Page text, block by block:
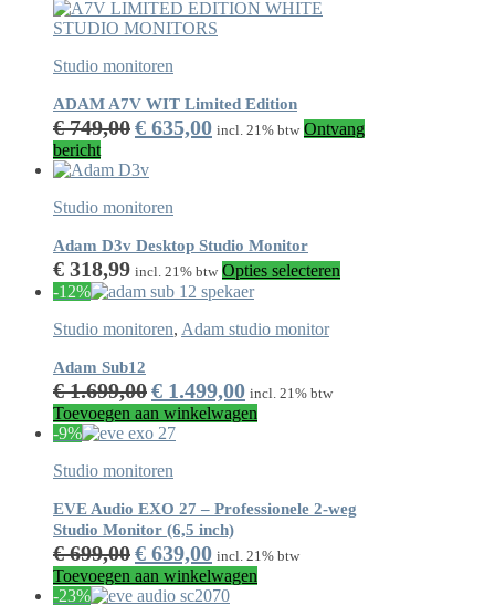
Studio monitoren
ADAM A7V WIT Limited Edition
€749,00 Oorspronkelijke
prijs
was:
€ 749,00.
€ 635,00Huidige
prijs
incl. 21% btw Ontvang
bericht
Studio monitoren
Adam D3v Desktop Studio Monitor
€ 318,99 incl. 21% btw Opties selecterenDit
product
productpagina
-12%
Studio monitoren, Adam studio monitor
Adam Sub12
€1.699,00 Oorspronkelijke
prijs
was:
€ 1.699,00.
€ 1.499,00Huidige
prijs
is:
incl. 21% btw
Toevoegen aan winkelwagen
-9%
Studio monitoren
EVE Audio EXO 27 – Professionele 2-weg
Studio Monitor (6,5 inch)
€699,00 Oorspronkelijke
prijs
was:
€ 699,00.
€ 639,00Huidige
prijs
is:
€ 639,00.
incl. 21% btw
Toevoegen aan winkelwagen
-23%